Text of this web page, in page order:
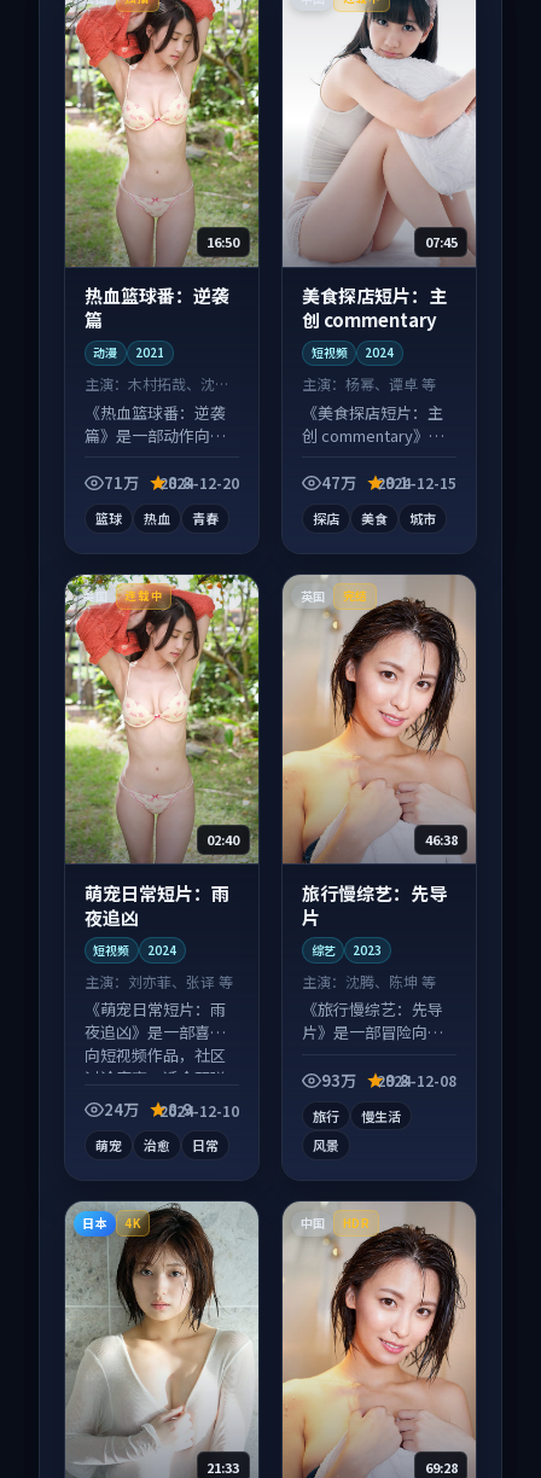
16:50
热血篮球番：逆袭
篇
动漫 2021
主演： 木村拓哉、沈腾
等
《热血篮球番：逆袭
篇》是一部动作向动
错过，字幕区常有惊
71万 8.8
2024-12-20
篮球 热血 青春
07:45
美食探店短片：主
创 commentary
短视频 2024
主演：杨幂、谭卓 等
《美食探店短片：主
创 commentary》是
品，片尾彩蛋别错
喜。
47万 9.1
2024-12-15
探店 美食 城市
美国 连载中
02:40
萌宠日常短片：雨
夜追凶
短视频 2024
主演： 刘亦菲、张译 等
《萌宠日常短片：雨
夜追凶》是一部喜剧
向短视频作品，社区
讨论度高，适合配弹
幕观看。
24万 8.9
2024-12-10
萌宠 治愈 日常
英国 完结
46:38
旅行慢综艺：先导
片
综艺 2023
主演： 沈腾、陈坤 等
《旅行慢综艺：先导
片》是一部冒险向综
高，适合配弹幕观
93万 9.8
2024-12-08
旅行
慢生活
风景
日本 4K
21:33
中国 HDR
69:28